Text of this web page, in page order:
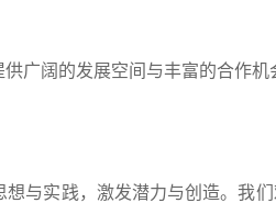
广阔的发展空间与丰富的合作
与实践，激发潜力与创造。我